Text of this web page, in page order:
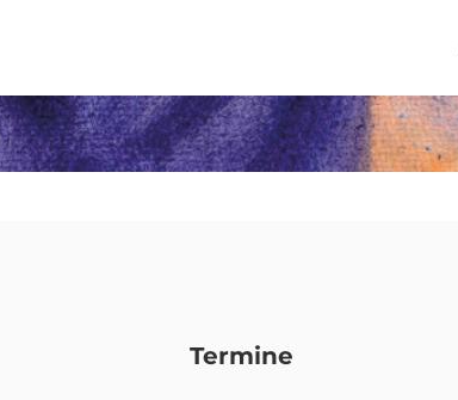
Termine